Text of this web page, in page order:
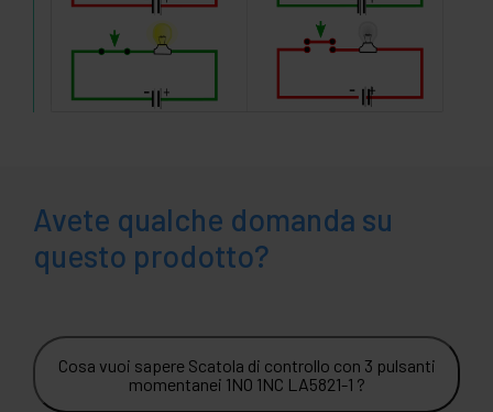
Avete qualche domanda su
questo prodotto?
Cosa vuoi sapere Scatola di controllo con 3 pulsanti
momentanei 1NO 1NC LA5821-1 ?